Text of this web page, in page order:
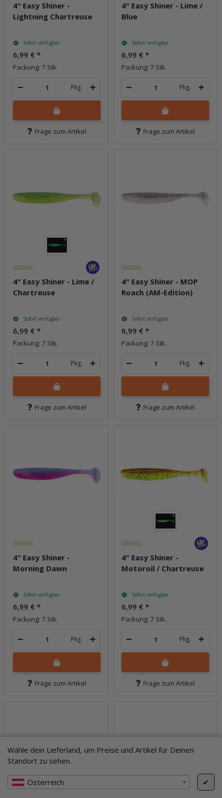
Wähle dein Lieferland, um Preise und Artikel für Deinen
Standort zu sehen.
Österreich ✔
4" Easy Shiner -
Lightning Chartreuse
Sofort verfügbar
6,99 € *
Packung: 7 Stk.
Pkg.
Frage zum Artikel
4" Easy Shiner - Lime /
Blue
Sofort verfügbar
6,99 € *
Packung: 7 Stk.
Pkg.
Frage zum Artikel
4" Easy Shiner - Lime /
Chartreuse
Sofort verfügbar
6,99 € *
Packung: 7 Stk.
Pkg.
Frage zum Artikel
4" Easy Shiner - MOP
Roach (AM-Edition)
Sofort verfügbar
6,99 € *
Packung: 7 Stk.
Pkg.
Frage zum Artikel
4" Easy Shiner -
Morning Dawn
Sofort verfügbar
6,99 € *
Packung: 7 Stk.
Pkg.
Frage zum Artikel
4" Easy Shiner -
Motoroil / Chartreuse
Sofort verfügbar
6,99 € *
Packung: 7 Stk.
Pkg.
Frage zum Artikel